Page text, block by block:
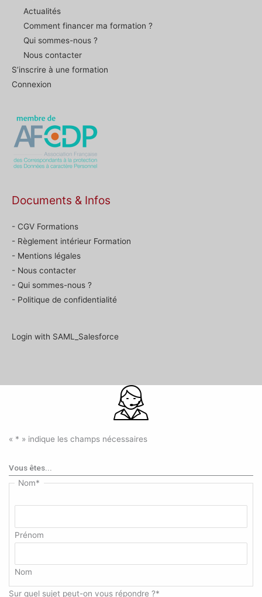
Actualités
Comment financer ma formation ?
Qui sommes-nous ?
Nous contacter
S’inscrire à une formation
Connexion
Documents & Infos
- CGV Formations
- Règlement intérieur Formation
- Mentions légales
- Nous contacter
- Qui sommes-nous ?
- Politique de confidentialité
Login with SAML_Salesforce
« * » indique les champs nécessaires
Vous êtes...
Nom*
Prénom
Nom
Sur quel sujet peut-on vous répondre ?*